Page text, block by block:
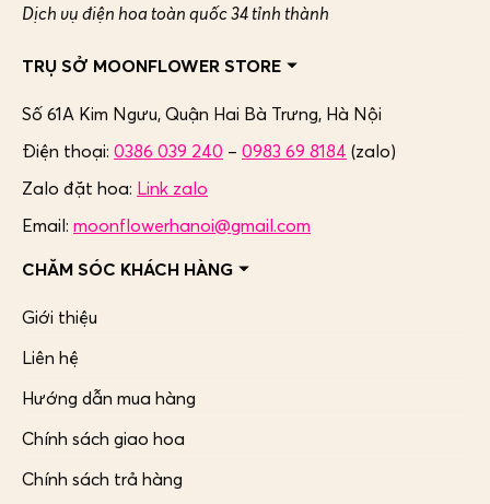
Dịch vụ điện hoa toàn quốc 34 tỉnh thành
TRỤ SỞ MOONFLOWER STORE
Số 61A Kim Ngưu, Quận Hai Bà Trưng, Hà Nội
Điện thoại: 0386 039 240 – 0983 69 8184 (zalo)
Zalo đặt hoa: Link zalo
Email: moonflowerhanoi@gmail.com
CHĂM SÓC KHÁCH HÀNG
Giới thiệu
Liên hệ
Hướng dẫn mua hàng
Chính sách giao hoa
Chính sách trả hàng